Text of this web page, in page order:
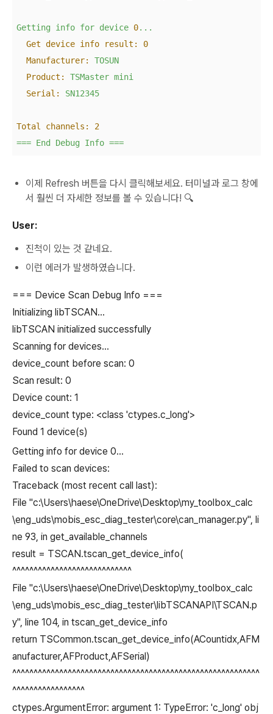
Getting info for device 0...
Get device info result:
0
Manufacturer:
TOSUN
Product:
TSMaster mini
Serial:
SN12345
Total channels:
2
=== End Debug Info ===
이제 Refresh 버튼을 다시 클릭해보세요. 터미널과 로그 창에
서 훨씬 더 자세한 정보를 볼 수 있습니다! 🔍
User:
진척이 있는 것 같네요.
이런 에러가 발생하였습니다.
=== Device Scan Debug Info ===
Initializing libTSCAN...
libTSCAN initialized successfully
Scanning for devices...
device_count before scan: 0
Scan result: 0
Device count: 1
device_count type: <class 'ctypes.c_long'>
Found 1 device(s)
Getting info for device 0...
Failed to scan devices:
Traceback (most recent call last):
File "c:\Users\haese\OneDrive\Desktop\my_toolbox_calc
\eng_uds\mobis_esc_diag_tester\core\can_manager.py", li
ne 93, in get_available_channels
result = TSCAN.tscan_get_device_info(
^^^^^^^^^^^^^^^^^^^^^^^^^^^^
File "c:\Users\haese\OneDrive\Desktop\my_toolbox_calc
\eng_uds\mobis_esc_diag_tester\libTSCANAPI\TSCAN.p
y", line 104, in tscan_get_device_info
return TSCommon.tscan_get_device_info(ACountidx,AFM
anufacturer,AFProduct,AFSerial)
^^^^^^^^^^^^^^^^^^^^^^^^^^^^^^^^^^^^^^^^^^^^^^^^^^^^^^^^^^
^^^^^^^^^^^^^^^^^
ctypes.ArgumentError: argument 1: TypeError: 'c_long' obj